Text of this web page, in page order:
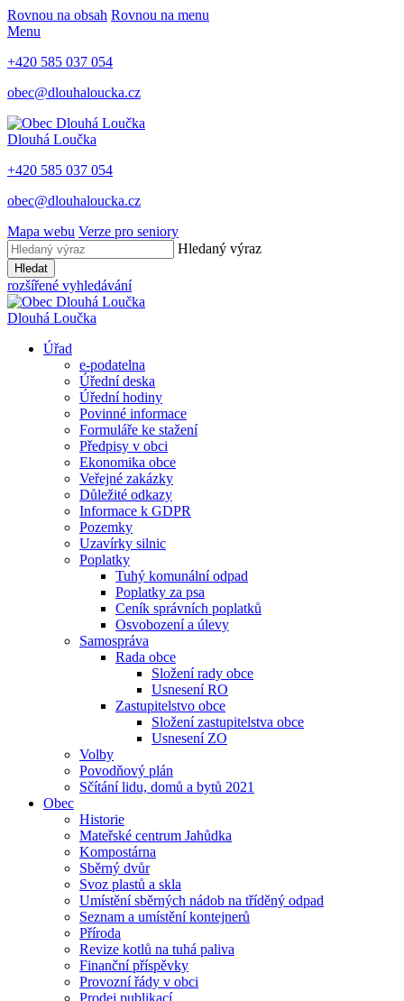
Rovnou na obsah Rovnou na menu
Menu
+420 585 037 054
obec@dlouhaloucka.cz
Dlouhá Loučka
+420 585 037 054
obec@dlouhaloucka.cz
Mapa webu Verze pro seniory
Hledaný výraz
Hledat
rozšířené vyhledávání
Dlouhá Loučka
Úřad
e-podatelna
Úřední deska
Úřední hodiny
Povinné informace
Formuláře ke stažení
Předpisy v obci
Ekonomika obce
Veřejné zakázky
Důležité odkazy
Informace k GDPR
Pozemky
Uzavírky silnic
Poplatky
Tuhý komunální odpad
Poplatky za psa
Ceník správních poplatků
Osvobození a úlevy
Samospráva
Rada obce
Složení rady obce
Usnesení RO
Zastupitelstvo obce
Složení zastupitelstva obce
Usnesení ZO
Volby
Povodňový plán
Sčítání lidu, domů a bytů 2021
Obec
Historie
Mateřské centrum Jahůdka
Kompostárna
Sběrný dvůr
Svoz plastů a skla
Umístění sběrných nádob na tříděný odpad
Seznam a umístění kontejnerů
Příroda
Revize kotlů na tuhá paliva
Finanční příspěvky
Provozní řády v obci
Prodej publikací